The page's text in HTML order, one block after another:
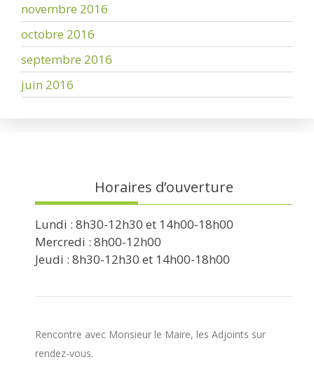
novembre 2016
octobre 2016
septembre 2016
juin 2016
Horaires d’ouverture
Lundi : 8h30-12h30 et 14h00-18h00
Mercredi : 8h00-12h00
Jeudi : 8h30-12h30 et 14h00-18h00
Rencontre avec Monsieur le Maire, les Adjoints sur
rendez-vous.